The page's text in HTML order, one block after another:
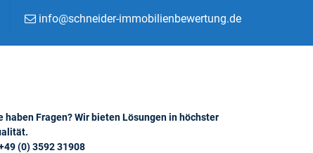
info@schneider-immobilienbewertung.de
haben Fragen? Wir bieten Lösungen in höchster
(0) 3592 31908